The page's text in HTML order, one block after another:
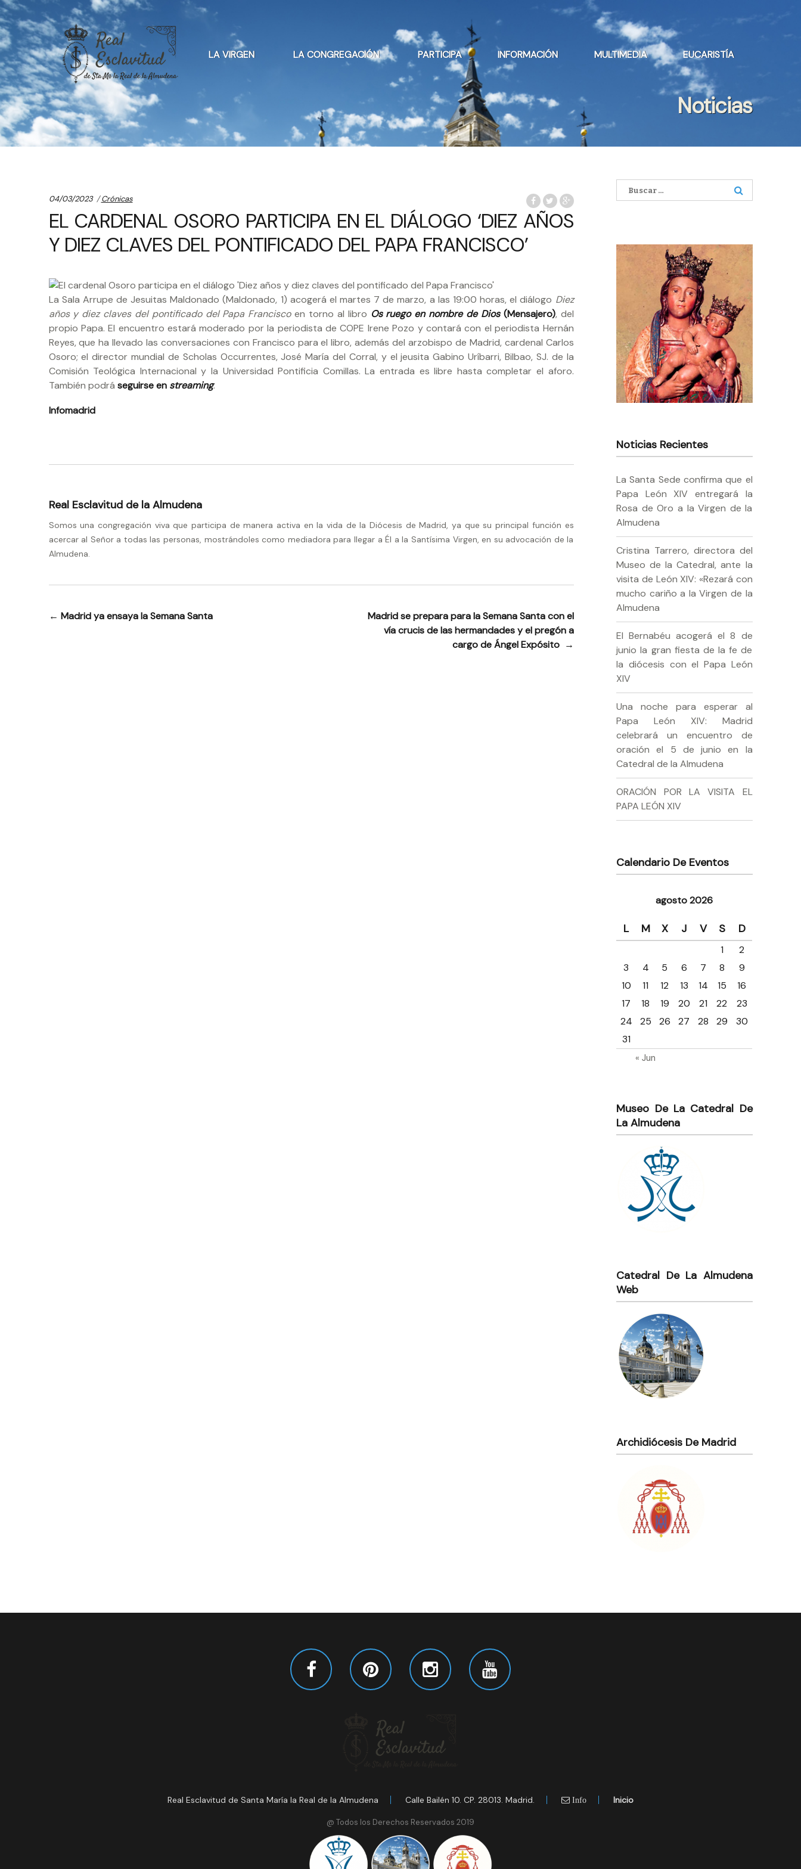
Skip
to
navigation
Skip
to
content
LA VIRGEN LA CONGREGACIÓN PARTICIPA INFORMACIÓN MULTIMEDIA EUCARISTÍA
Noticias
04/03/2023 Categories:
Crónicas
EL CARDENAL OSORO PARTICIPA EN EL DIÁLOGO ‘DIEZ AÑOS
Y DIEZ CLAVES DEL PONTIFICADO DEL PAPA FRANCISCO’
La Sala Arrupe de Jesuitas Maldonado (Maldonado, 1) acogerá el martes 7 de marzo, a las 19:00 horas, el diálogo Diez
años y diez claves del pontificado del Papa Franciscoen torno al libro Os ruego en nombre de Dios (Mensajero), del
propio Papa. El encuentro estará moderado por la periodista de COPE Irene Pozo y contará con el periodista Hernán
Reyes, que ha llevado las conversaciones con Francisco para el libro, además del arzobispo de Madrid, cardenal Carlos
Osoro; el director mundial de Scholas Occurrentes, José María del Corral, y el jeusita Gabino Uríbarri, Bilbao, SJ. de la
Comisión Teológica Internacional y la Universidad Pontificia Comillas. La entrada es libre hasta completar el aforo.
También podrá seguirse en streaming.
Infomadrid
Real Esclavitud de la Almudena
Somos una congregación viva que participa de manera activa en la vida de la Diócesis de Madrid, ya que su principal función es
acercar al Señor a todas las personas, mostrándoles como mediadora para llegar a Él a la Santísima Virgen, en su advocación de la
Almudena.
Navegación
← Madrid ya ensaya la Semana Santa
Madrid se prepara para la Semana Santa con el
vía crucis de las hermandades y el pregón a
cargo de Ángel Expósito →
Buscar:
Noticias Recientes
La Santa Sede confirma que el
Papa León XIV entregará la
Rosa de Oro a la Virgen de la
Almudena
Cristina Tarrero, directora del
Museo de la Catedral, ante la
visita de León XIV: «Rezará con
mucho cariño a la Virgen de la
Almudena
El Bernabéu acogerá el 8 de
junio la gran fiesta de la fe de
la diócesis con el Papa León
XIV
Una noche para esperar al
Papa León XIV: Madrid
celebrará un encuentro de
oración el 5 de junio en la
Catedral de la Almudena
ORACIÓN POR LA VISITA EL
PAPA LEÓN XIV
Calendario De Eventos
agosto 2026
L M X J V S D
« Jun
1
2
3
4 5 6 7 8
9
10
11 12 13 14 15
16
17
18 19 20 21 22
23
24
25 26 27 28 29
30
31
Museo De La Catedral De
La Almudena
Catedral De La Almudena
Web
Archidiócesis De Madrid
Real Esclavitud de Santa María la Real de la Almudena Calle Bailén 10. CP. 28013. Madrid. Info Inicio
@ Todos los Derechos Reservados 2019